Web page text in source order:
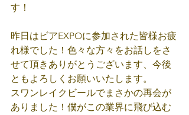
す！
昨日はビアEXPOに参加された皆様お疲
れ様でした！色々な方々をお話しをさ
せて頂きありがとうございます、今後
ともよろしくお願いいたします。
スワンレイクビールでまさかの再会が
ありました！僕がこの業界に飛び込む